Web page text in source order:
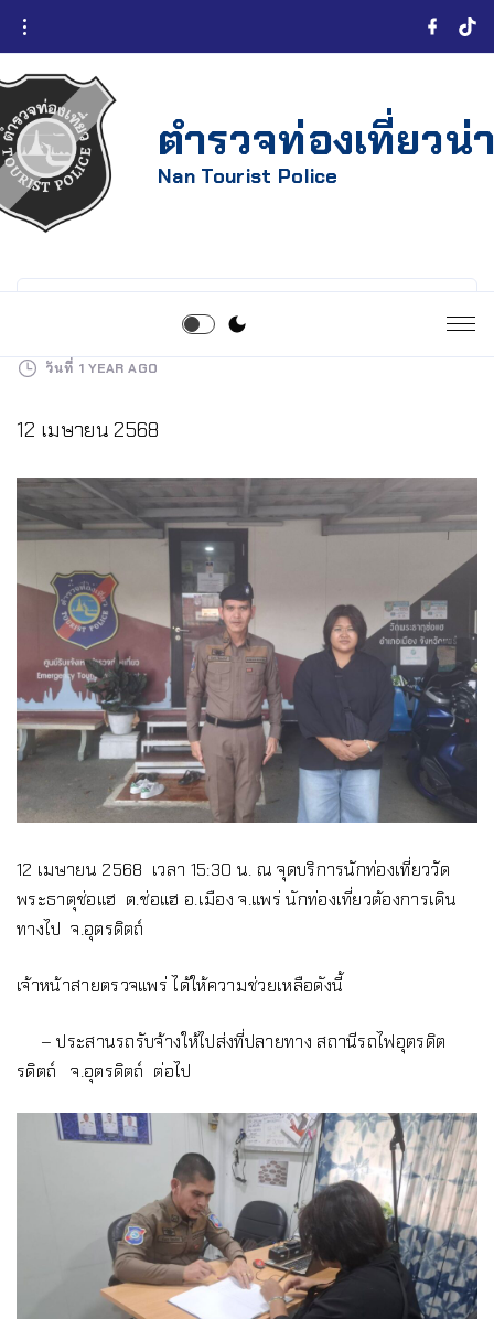
ตำรวจท่องเที่ยวน่
Nan Tourist Police
วันที่ 1 YEAR AGO
12 เมษายน 2568
12 เมษายน 2568 เวลา 15:30 น. ณ จุดบริการนักท่องเที่ยววัด
พระธาตุช่อแฮ ต.ช่อแฮ อ.เมือง จ.แพร่ นักท่องเที่ยวต้องการเดิน
ทางไป จ.อุตรดิตถ์
เจ้าหน้าสายตรวจแพร่ ได้ให้ความช่วยเหลือดังนี้
– ประสานรถรับจ้างให้ไปส่งที่ปลายทาง สถานีรถไฟอุตรดิต
รดิตถ์ จ.อุตรดิตถ์ ต่อไป